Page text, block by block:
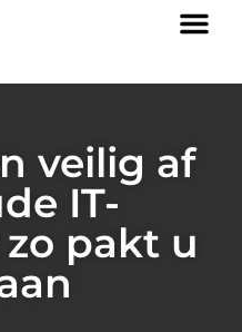
veilig af
IT-
pakt u